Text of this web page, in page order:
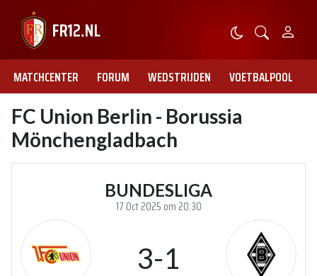
MATCHCENTER FORUM WEDSTRIJDEN VOETBALPOOL
FC Union Berlin - Borussia
Mönchengladbach
BUNDESLIGA
17 Oct 2025 om 20:30
3-1